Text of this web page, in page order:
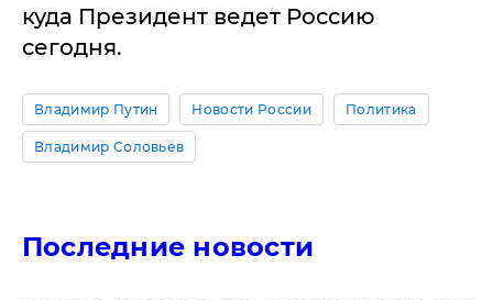
куда Президент ведет Россию
сегодня.
Владимир Путин Новости России Политика
Владимир Соловьев
Последние новости